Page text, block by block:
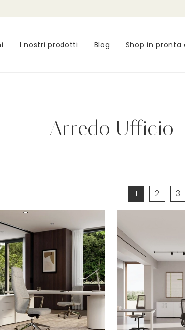
I nostri prodotti Blog Shop in pronta
Arredo Ufficio
1 2 3